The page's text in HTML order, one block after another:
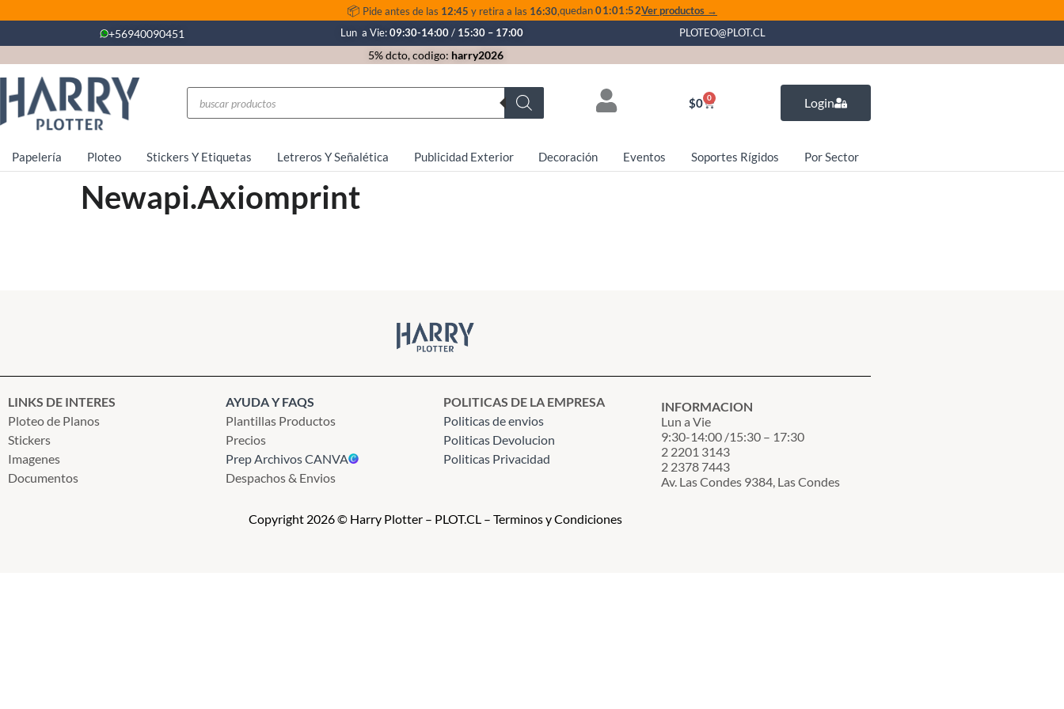
📦 Pide antes de las 12:45 y retira a las 16:30,quedan01:01:52Ver productos →
+56940090451 Lun a Vie:09:30-14:00/ 15:30 – 17:00 PLOTEO@PLOT.CL
5% dcto, codigo: harry2026
$0 0 Login
Papelería Ploteo Stickers Y Etiquetas Letreros Y Señalética Publicidad Exterior Decoración Eventos Soportes Rígidos Por Sector
Newapi.axiomprint
LINKS DE INTERES
Ploteo de Planos
Stickers
Imagenes
Documentos
AYUDA Y FAQS
Plantillas Productos
Precios
Prep Archivos CANVA
Despachos & Envios
POLITICAS DE LA EMPRESA
Politicas de envios
Politicas Devolucion
Politicas Privacidad
INFORMACION
Lun a Vie
9:30-14:00 /15:30 – 17:30
2 2201 3143
2 2378 7443
Av. Las Condes 9384, Las Condes
Copyright 2026 © Harry Plotter – PLOT.CL – Terminos y Condiciones